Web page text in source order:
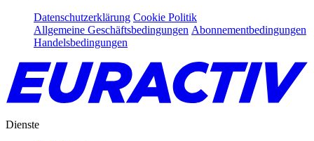
Datenschutzerklärung Cookie Politik
Allgemeine Geschäftsbedingungen Abonnementbedingungen
Handelsbedingungen
Dienste